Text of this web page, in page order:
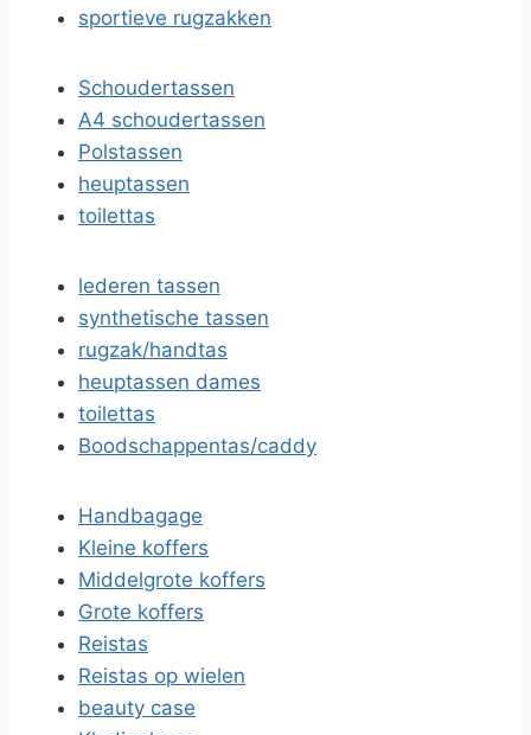
sportieve rugzakken
Schoudertassen
A4 schoudertassen
Polstassen
heuptassen
toilettas
lederen tassen
synthetische tassen
rugzak/handtas
heuptassen dames
toilettas
Boodschappentas/caddy
Handbagage
Kleine koffers
Middelgrote koffers
Grote koffers
Reistas
Reistas op wielen
beauty case